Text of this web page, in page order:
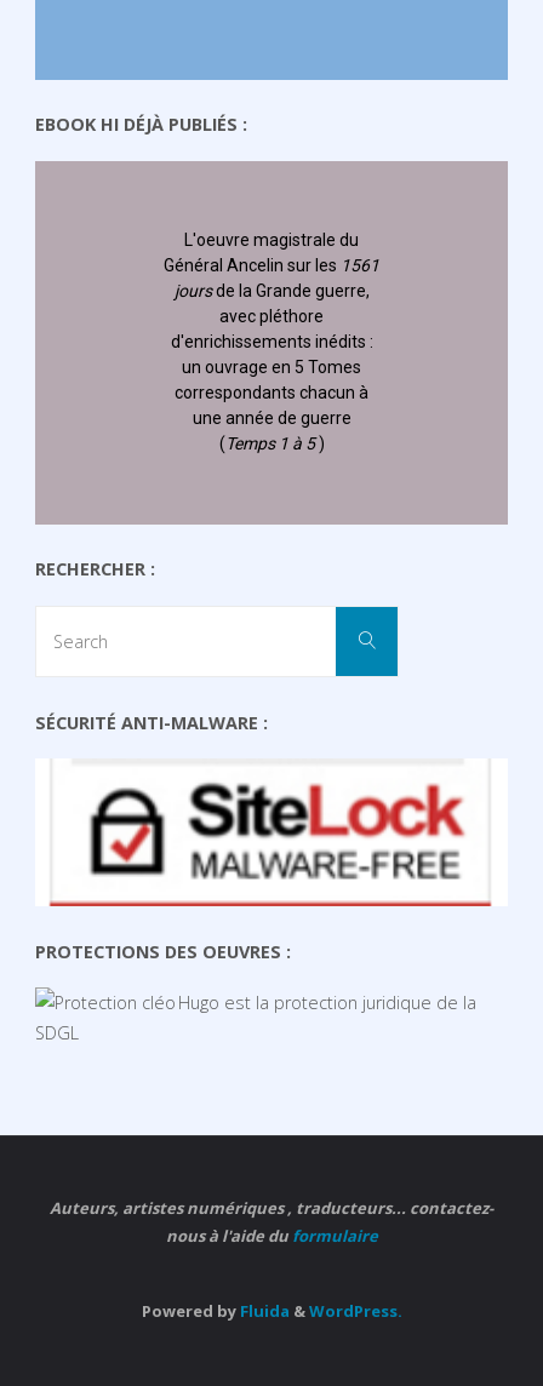
EBOOK HI DÉJÀ PUBLIÉS :
L'oeuvre magistrale du
Général Ancelin sur les 1561
joursde la Grande guerre,
avec pléthore
d'enrichissements inédits :
un ouvrage en 5 Tomes
correspondants chacun à
une année de guerre
(Temps 1 à 5)
RECHERCHER :
Search
SÉCURITÉ ANTI-MALWARE :
PROTECTIONS DES OEUVRES :
Hugo est la protection juridique de la
SDGL
Auteurs, artistes numériques , traducteurs... contactez-
nous à l'aide du formulaire
Powered byFluida &WordPress.